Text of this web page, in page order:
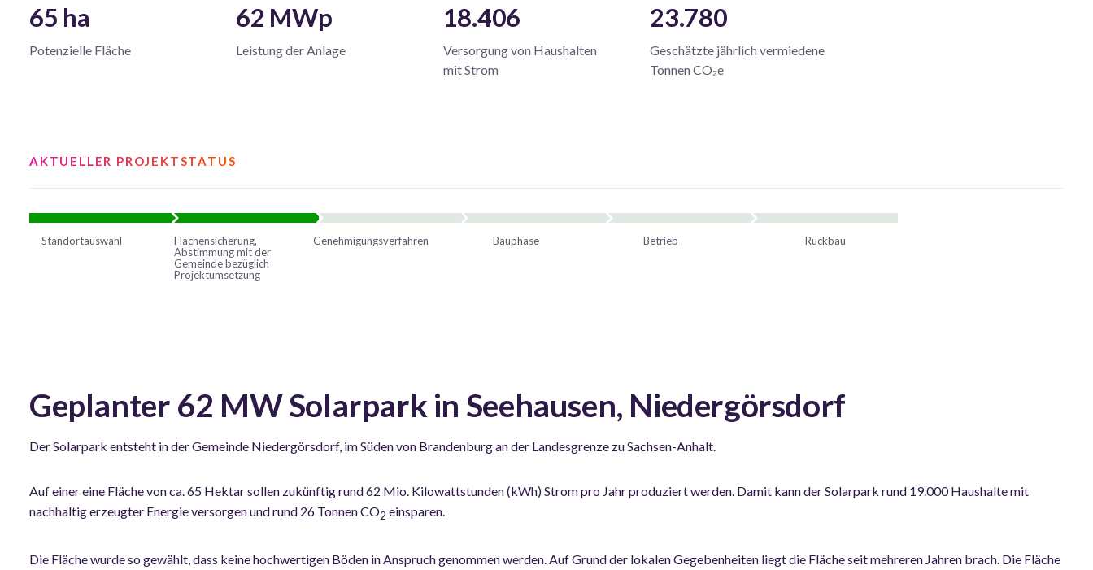
65 ha
Potenzielle Fläche
62 MWp
Leistung der Anlage
18.406
Versorgung von Haushalten
mit Strom
23.780
Geschätzte jährlich vermiedene
Tonnen CO₂e
AKTUELLER PROJEKTSTATUS
Standortauswahl
Flächensicherung,
Abstimmung mit der
Gemeinde bezüglich
Projektumsetzung
Genehmigungsverfahren Bauphase Betrieb Rückbau
Geplanter 62 MW Solarpark in Seehausen, Niedergörsdorf
Der Solarpark entsteht in der Gemeinde Niedergörsdorf, im Süden von Brandenburg an der Landesgrenze zu Sachsen-Anhalt.
Auf einer eine Fläche von ca. 65 Hektar sollen zukünftig rund 62 Mio. Kilowattstunden (kWh) Strom pro Jahr produziert werden. Damit kann der Solarpark rund 19.000 Haushalte mit
nachhaltig erzeugter Energie versorgen und rund 26 Tonnen CO2 einsparen.
Die Fläche wurde so gewählt, dass keine hochwertigen Böden in Anspruch genommen werden. Auf Grund der lokalen Gegebenheiten liegt die Fläche seit mehreren Jahren brach. Die Fläche